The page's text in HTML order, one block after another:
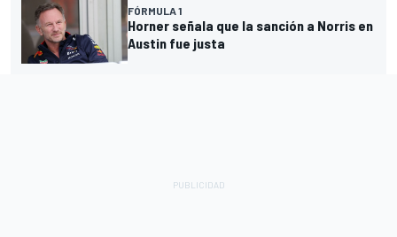
FÓRMULA 1
Horner señala que la sanción a Norris en
Austin fue justa